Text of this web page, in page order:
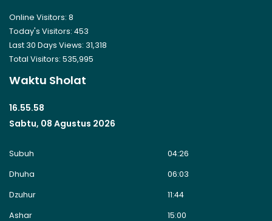
Online Visitors: 8
Today's Visitors: 453
Last 30 Days Views: 31,318
Total Visitors: 535,995
Waktu Sholat
16.55.58
Sabtu, 08 Agustus 2026
Subuh
04:26
Dhuha
06:03
Dzuhur
11:44
Ashar
15:00